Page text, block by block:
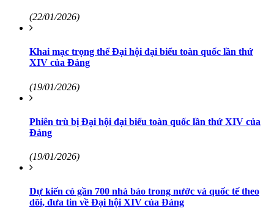
(22/01/2026)
Khai mạc trọng thể Đại hội đại biểu toàn quốc lần thứ
XIV của Đảng
(19/01/2026)
Phiên trù bị Đại hội đại biểu toàn quốc lần thứ XIV của
Đảng
(19/01/2026)
Dự kiến có gần 700 nhà báo trong nước và quốc tế theo
dõi, đưa tin về Đại hội XIV của Đảng